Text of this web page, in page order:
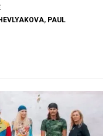
, PAUL